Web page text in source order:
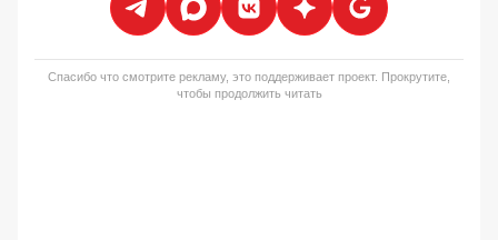
Спасибо что смотрите рекламу, это поддерживает проект. Прокрутите,
чтобы продолжить читать